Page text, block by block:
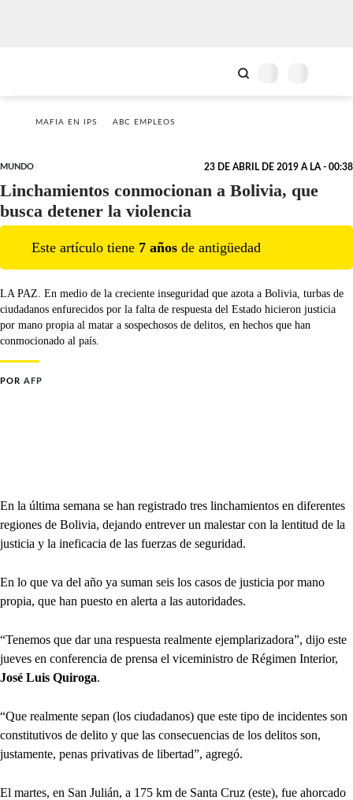
MAFIA EN IPS ABC EMPLEOS
MUNDO 23 DE ABRIL DE 2019 A LA - 00:38
Linchamientos conmocionan a Bolivia, que
busca detener la violencia
Este artículo tiene 7 años de antigüedad
LA PAZ. En medio de la creciente inseguridad que azota a Bolivia, turbas de
ciudadanos enfurecidos por la falta de respuesta del Estado hicieron justicia
por mano propia al matar a sospechosos de delitos, en hechos que han
conmocionado al país.
POR AFP
En la última semana se han registrado tres linchamientos en diferentes
regiones de Bolivia, dejando entrever un malestar con la lentitud de la
justicia y la ineficacia de las fuerzas de seguridad.
En lo que va del año ya suman seis los casos de justicia por mano
propia, que han puesto en alerta a las autoridades.
“Tenemos que dar una respuesta realmente ejemplarizadora”, dijo este
jueves en conferencia de prensa el viceministro de Régimen Interior,
José Luis Quiroga.
“Que realmente sepan (los ciudadanos) que este tipo de incidentes son
constitutivos de delito y que las consecuencias de los delitos son,
justamente, penas privativas de libertad”, agregó.
El martes, en San Julián, a 175 km de Santa Cruz (este), fue ahorcado